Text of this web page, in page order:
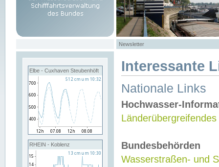
Newsletter
Elbe - Cuxhaven Steubenhöft
RHEIN - Koblenz
Interessante
Nationale Links
Hochwasser-
Bundesbehörden
Wasserstraßen- und